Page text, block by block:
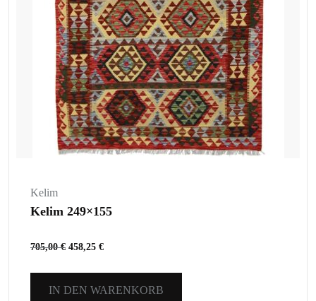
Kelim
Kelim 249×155
705,00€ 458,25 €
IN DEN WARENKORB